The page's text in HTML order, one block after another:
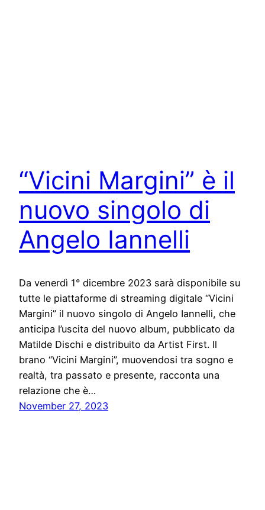
“Vicini Margini” è il
nuovo singolo di
Angelo Iannelli
Da venerdì 1° dicembre 2023 sarà disponibile su
tutte le piattaforme di streaming digitale “Vicini
Margini” il nuovo singolo di Angelo Iannelli, che
anticipa l’uscita del nuovo album, pubblicato da
Matilde Dischi e distribuito da Artist First. Il
brano “Vicini Margini”, muovendosi tra sogno e
realtà, tra passato e presente, racconta una
relazione che è…
November 27, 2023